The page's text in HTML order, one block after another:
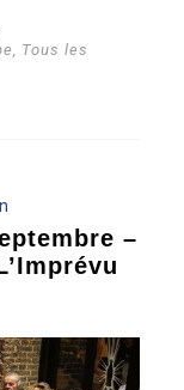
, Tous les
–